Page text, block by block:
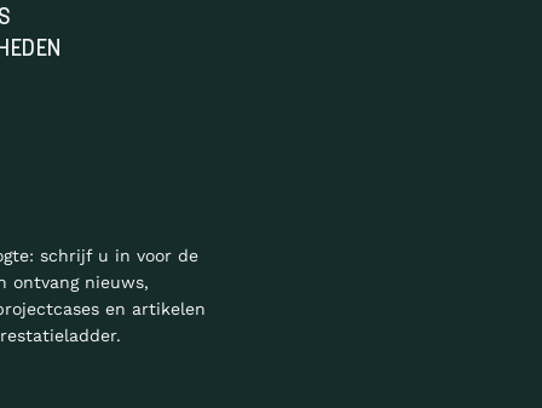
schrijf u in voor de
ontvang nieuws,
en artikelen